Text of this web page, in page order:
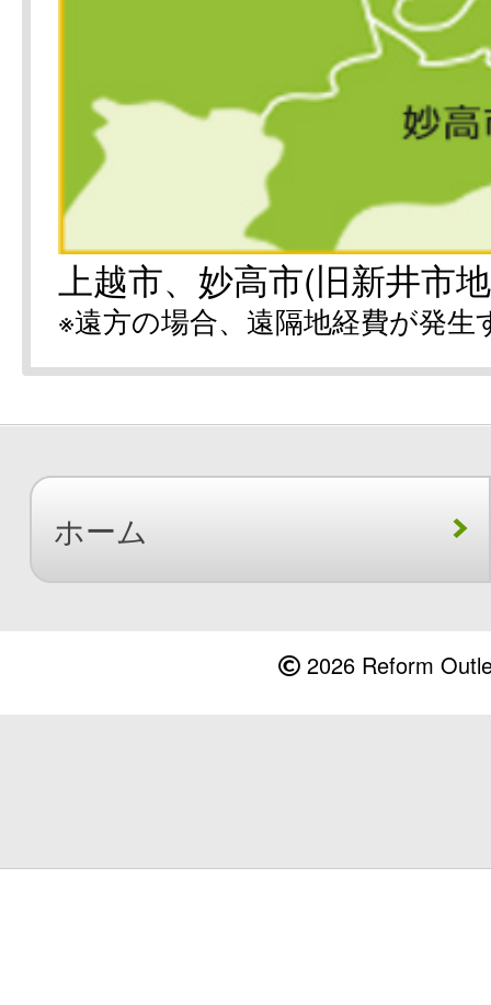
上越市、妙高市(旧新井市
※遠方の場合、遠隔地経費が発
ホーム
2026 Reform